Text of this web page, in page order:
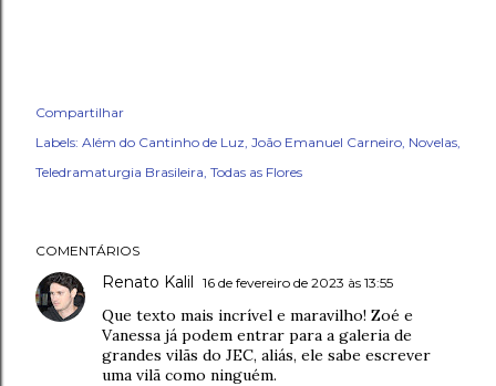
Compartilhar
Labels: Além do Cantinho de Luz João Emanuel Carneiro Novelas
Teledramaturgia Brasileira Todas as Flores
COMENTÁRIOS
Renato Kalil 16 de fevereiro de 2023 às 13:55
Que texto mais incrível e maravilho! Zoé e
Vanessa já podem entrar para a galeria de
grandes vilãs do JEC, aliás, ele sabe escrever
uma vilã como ninguém.